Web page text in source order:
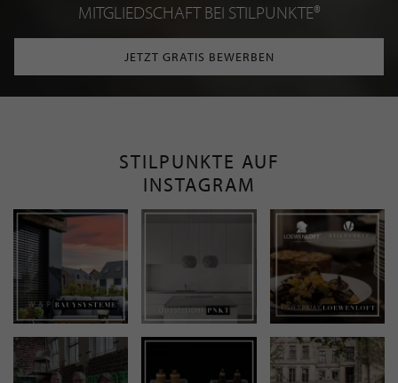
MITGLIEDSCHAFT BEI STILPUNKTE®
JETZT GRATIS BEWERBEN
STILPUNKTE AUF
INSTAGRAM